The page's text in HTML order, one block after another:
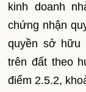
kinh doanh
chứng nhận
quyền sở hữu
trên đất theo
điểm 2.5.2,